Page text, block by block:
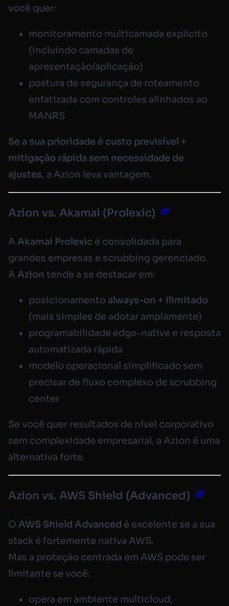
você quer:
monitoramento multicamada explícito
(incluindo camadas de
apresentação/aplicação)
postura de segurança de roteamento
enfatizada com controles alinhados ao
MANRS
Se a sua prioridade é custo previsível +
mitigação rápida sem necessidade de
ajustes, a Azion leva vantagem.
Azion vs. Akamai (Prolexic)
A Akamai Prolexic é consolidada para
grandes empresas e scrubbing gerenciado.
A Azion tende a se destacar em:
posicionamento always-on + ilimitado
(mais simples de adotar amplamente)
programabilidade edge-native e resposta
automatizada rápida
modelo operacional simplificado sem
precisar de fluxo complexo de scrubbing
center
Se você quer resultados de nível corporativo
sem complexidade empresarial, a Azion é uma
alternativa forte.
Azion vs. AWS Shield (Advanced)
O AWS Shield Advanced é excelente se a sua
stack é fortemente nativa AWS.
Mas a proteção centrada em AWS pode ser
limitante se você:
opera em ambiente multicloud,